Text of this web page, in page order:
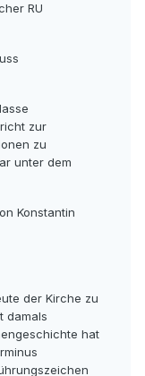
RU
zur
zu
unter dem
Konstantin
der Kirche zu
damals
hat